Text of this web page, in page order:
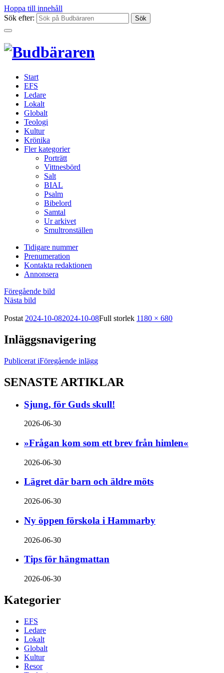
Hoppa till innehåll
Sök efter:
Start
EFS
Ledare
Lokalt
Globalt
Teologi
Kultur
Krönika
Fler kategorier
Porträtt
Vittnesbörd
Salt
BIAL
Psalm
Bibelord
Samtal
Ur arkivet
Smultronställen
Tidigare nummer
Prenumeration
Kontakta redaktionen
Annonsera
Föregående bild
Nästa bild
Postat 2024-10-082024-10-08Full storlek 1180 × 680
Inläggsnavigering
Publicerat iFöregående inlägg
SENASTE ARTIKLAR
Sjung, för Guds skull!
2026-06-30
»Frågan kom som ett brev från himlen«
2026-06-30
Lägret där barn och äldre möts
2026-06-30
Ny öppen förskola i Hammarby
2026-06-30
Tips för hängmattan
2026-06-30
Kategorier
EFS
Ledare
Lokalt
Globalt
Kultur
Resor